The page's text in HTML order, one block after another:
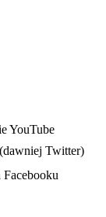
YouTube
Twitter)